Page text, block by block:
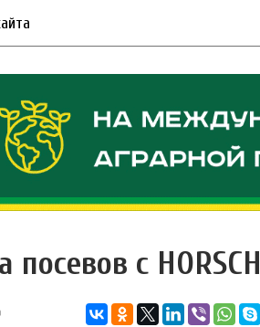
с HORSCH